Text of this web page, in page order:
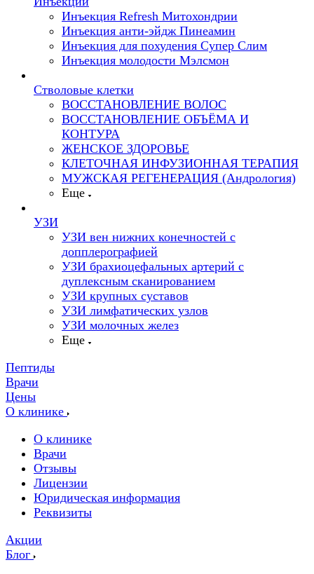
Инъекция Refresh Митохондрии
Инъекция анти-эйдж Пинеамин
Инъекция для похудения Супер Слим
Инъекция молодости Мэлсмон
Стволовые клетки
ВОССТАНОВЛЕНИЕ ВОЛОС
ВОССТАНОВЛЕНИЕ ОБЪЁМА И
КОНТУРА
ЖЕНСКОЕ ЗДОРОВЬЕ
КЛЕТОЧНАЯ ИНФУЗИОННАЯ ТЕРАПИЯ
МУЖСКАЯ РЕГЕНЕРАЦИЯ (Андрология)
Еще
УЗИ
УЗИ вен нижних конечностей с
допплерографией
УЗИ брахиоцефальных артерий с
дуплексным сканированием
УЗИ крупных суставов
УЗИ лимфатических узлов
УЗИ молочных желез
Еще
Пептиды
Врачи
Цены
О клинике
О клинике
Врачи
Отзывы
Лицензии
Юридическая информация
Реквизиты
Акции
Блог